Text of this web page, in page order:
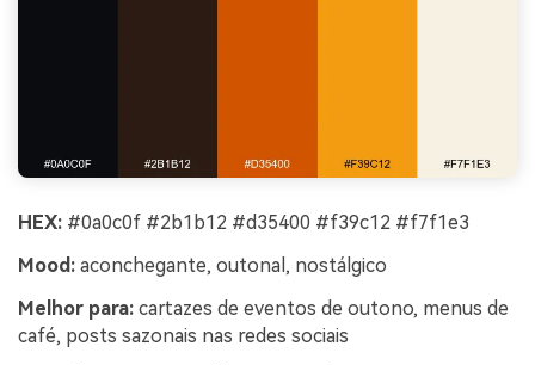
HEX: #0a0c0f #2b1b12 #d35400 #f39c12 #f7f1e3
Mood: aconchegante, outonal, nostálgico
Melhor para: cartazes de eventos de outono, menus de
café, posts sazonais nas redes sociais